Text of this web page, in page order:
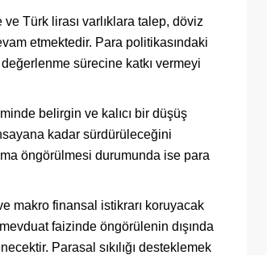
Türk lirası varlıklara talep, döviz
etmektedir. Para politikasındaki
sürecine katkı vermeyi
belirgin ve kalıcı bir düşüş
kadar sürdürüleceğini
öngörülmesi durumunda ise para
makro finansal istikrarı koruyacak
faizinde öngörülenin dışında
Parasal sıkılığı desteklemek